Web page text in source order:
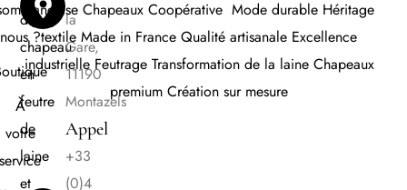
du
chapeau
en
feutre
de
laine
et
nous ?
À
votre
service
la
Gare,
11190
Montazels
Appel
+33
(0)4
française Chapeaux Coopérative Mode durable Héritage
textile Made in France Qualité artisanale Excellence
industrielle Feutrage Transformation de la laine Chapeaux
premium Création sur mesure